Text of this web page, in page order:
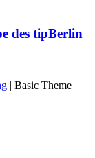
des tipBerlin
| Basic Theme